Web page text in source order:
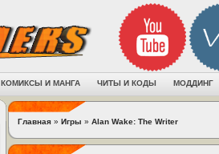
КОМИКСЫ И МАНГА ЧИТЫ И КОДЫ МОДДИНГ
Главная » Игры » Alan Wake: The Writer